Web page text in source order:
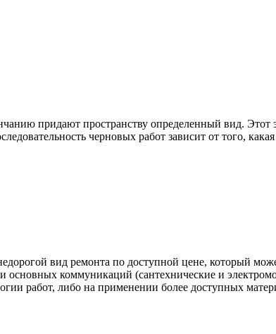
придают пространству определенный вид. Этот
черновых работ зависит от того,
вид ремонта по доступной цене, который
коммуникаций (сантехнические и
работ, либо на применении более доступных